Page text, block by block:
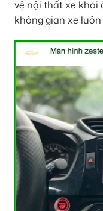
vệ nội thất xe khỏi
không gian xe